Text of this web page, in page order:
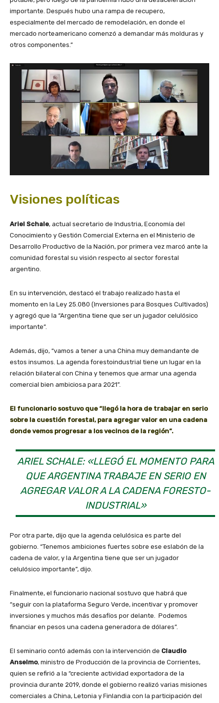
importante. Después hubo una rampa de recupero,
especialmente del mercado de remodelación, en donde el
mercado norteamericano comenzó a demandar más molduras y
otros componentes.”
Visiones políticas
Ariel Schale, actual secretario de Industria, Economía del
Conocimiento y Gestión Comercial Externa en el Ministerio de
Desarrollo Productivo de la Nación, por primera vez marcó ante la
comunidad forestal su visión respecto al sector forestal
argentino.
En su intervención, destacó el trabajo realizado hasta el
momento en la Ley 25.080 (Inversiones para Bosques Cultivados)
y agregó que la “Argentina tiene que ser un jugador celulósico
importante”.
Además, dijo, “vamos a tener a una China muy demandante de
estos insumos. La agenda forestoindustrial tiene un lugar en la
relación bilateral con China y tenemos que armar una agenda
comercial bien ambiciosa para 2021”.
El funcionario sostuvo que “llegó la hora de trabajar en serio
sobre la cuestión forestal, para agregar valor en una cadena
donde vemos progresar a los vecinos de la región”.
ARIEL SCHALE: «LLEGÓ EL MOMENTO PARA
QUE ARGENTINA TRABAJE EN SERIO EN
AGREGAR VALOR A LA CADENA FORESTO-
INDUSTRIAL»
Por otra parte, dijo que la agenda celulósica es parte del
gobierno. “Tenemos ambiciones fuertes sobre ese eslabón de la
cadena de valor, y la Argentina tiene que ser un jugador
celulósico importante”, dijo.
Finalmente, el funcionario nacional sostuvo que habrá que
“seguir con la plataforma Seguro Verde, incentivar y promover
inversiones y muchos más desafíos por delante. Podemos
financiar en pesos una cadena generadora de dólares”.
El seminario contó además con la intervención de Claudio
Anselmo, ministro de Producción de la provincia de Corrientes,
quien se refirió a la “creciente actividad exportadora de la
provincia durante 2019, donde el gobierno realizó varias misiones
comerciales a China, Letonia y Finlandia con la participación del